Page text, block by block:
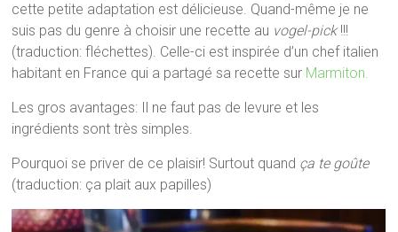
cette petite adaptation est délicieuse. Quand-même je ne
suis pas du genre à choisir une recette au vogel-pick!!!
(traduction: fléchettes). Celle-ci est inspirée d’un chef italien
habitant en France qui a partagé sa recette sur Marmiton.
Les gros avantages: Il ne faut pas de levure et les
ingrédients sont très simples.
Pourquoi se priver de ce plaisir! Surtout quand ça te goûte
(traduction: ça plait aux papilles)